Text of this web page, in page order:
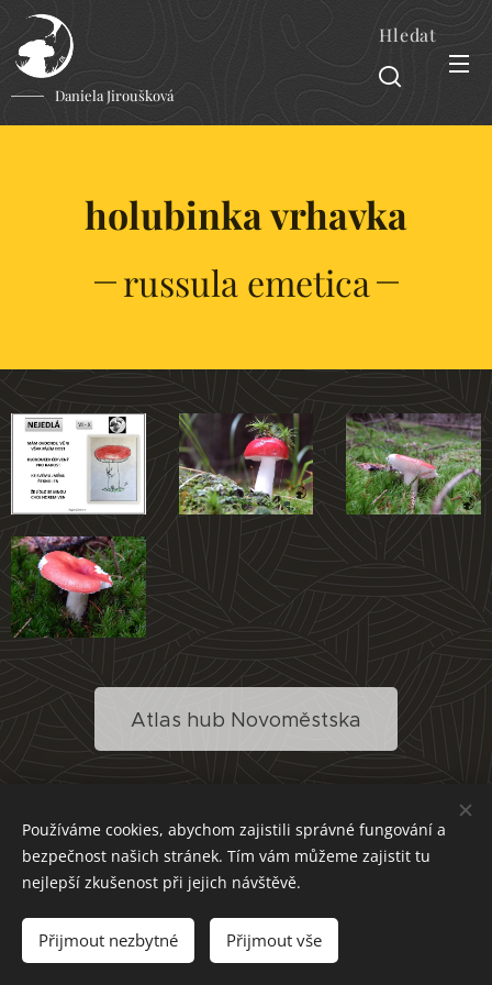
Daniela Jiroušková
Hledat
holubinka vrhavka
russula emetica
Atlas hub Novoměstska
Cookies
Používáme cookies, abychom zajistili správné fungování a
bezpečnost našich stránek. Tím vám můžeme zajistit tu
nejlepší zkušenost při jejich návštěvě.
Přijmout nezbytné Přijmout vše